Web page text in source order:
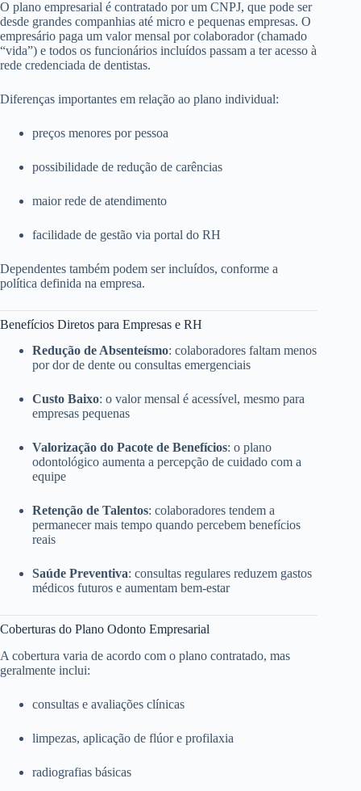
O plano empresarial é contratado por um CNPJ, que pode ser
desde grandes companhias até micro e pequenas empresas. O
empresário paga um valor mensal por colaborador (chamado
“vida”) e todos os funcionários incluídos passam a ter acesso à
rede credenciada de dentistas.
Diferenças importantes em relação ao plano individual:
preços menores por pessoa
possibilidade de redução de carências
maior rede de atendimento
facilidade de gestão via portal do RH
Dependentes também podem ser incluídos, conforme a
política definida na empresa.
Benefícios Diretos para Empresas e RH
Redução de Absenteísmo: colaboradores faltam menos
por dor de dente ou consultas emergenciais
Custo Baixo: o valor mensal é acessível, mesmo para
empresas pequenas
Valorização do Pacote de Benefícios: o plano
odontológico aumenta a percepção de cuidado com a
equipe
Retenção de Talentos: colaboradores tendem a
permanecer mais tempo quando percebem benefícios
reais
Saúde Preventiva: consultas regulares reduzem gastos
médicos futuros e aumentam bem-estar
Coberturas do Plano Odonto Empresarial
A cobertura varia de acordo com o plano contratado, mas
geralmente inclui:
consultas e avaliações clínicas
limpezas, aplicação de flúor e profilaxia
radiografias básicas